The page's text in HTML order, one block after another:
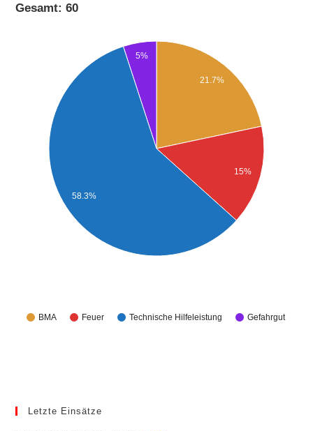
Gesamt: 60
BMA Feuer Technische Hilfeleistung Gefahrgut
21.7%
15%
5%
58.3%
Letzte Einsätze